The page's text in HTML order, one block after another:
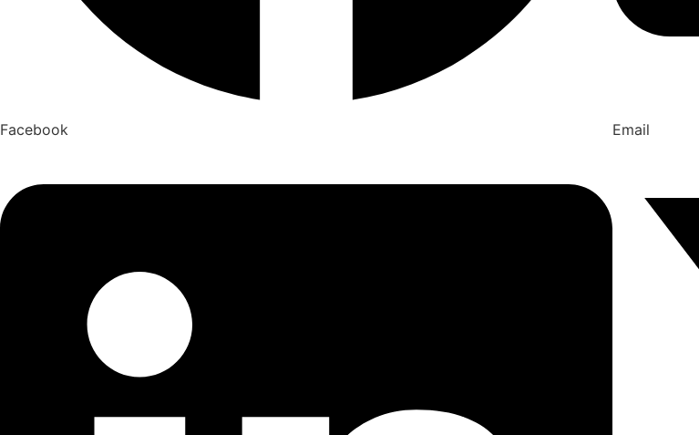
Facebook Email